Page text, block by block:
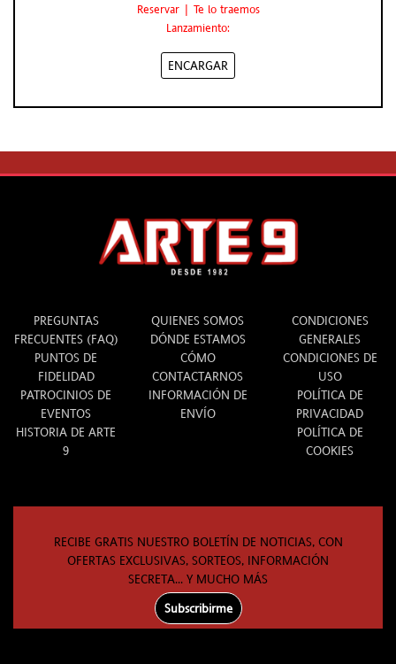
Reservar | Te lo traemos
Lanzamiento:
ENCARGAR
PREGUNTAS
FRECUENTES (FAQ)
PUNTOS DE
FIDELIDAD
PATROCINIOS DE
EVENTOS
HISTORIA DE ARTE
9
QUIENES SOMOS
DÓNDE ESTAMOS
CÓMO
CONTACTARNOS
INFORMACIÓN DE
ENVÍO
CONDICIONES
GENERALES
CONDICIONES DE
USO
POLÍTICA DE
PRIVACIDAD
POLÍTICA DE
COOKIES
RECIBE GRATIS NUESTRO BOLETÍN DE NOTICIAS, CON
OFERTAS EXCLUSIVAS, SORTEOS, INFORMACIÓN
SECRETA... Y MUCHO MÁS
Subscribirme